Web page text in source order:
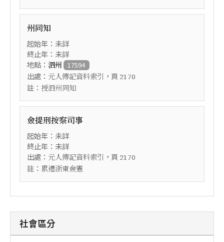
州同知
起始年：未詳
終止年：未詳
地點： 泗州 17594
出處： 元人傳記資料索引 ，頁 2170
註： 授泗州同知
僉提刑按察司事
起始年：未詳
終止年：未詳
出處： 元人傳記資料索引 ，頁 2170
註： 累遷浙東僉憲
社會區分